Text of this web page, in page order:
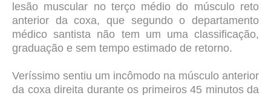
lesão muscular no terço médio do músculo reto
anterior da coxa, que segundo o departamento
médico santista não tem um uma classificação,
graduação e sem tempo estimado de retorno.
Veríssimo sentiu um incômodo na músculo anterior
da coxa direita durante os primeiros 45 minutos da